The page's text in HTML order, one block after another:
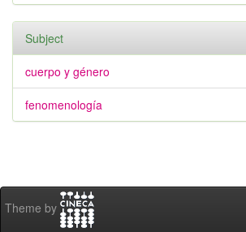
Subject
cuerpo y género
fenomenología
Theme by